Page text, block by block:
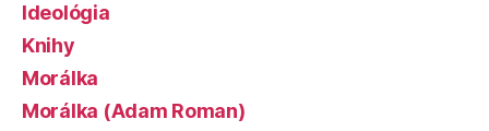
Ideológia
Knihy
Morálka
Morálka (Adam Roman)